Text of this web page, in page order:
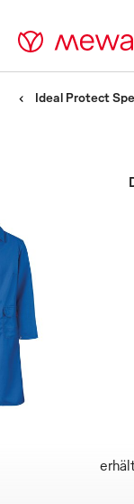
Ideal Protect